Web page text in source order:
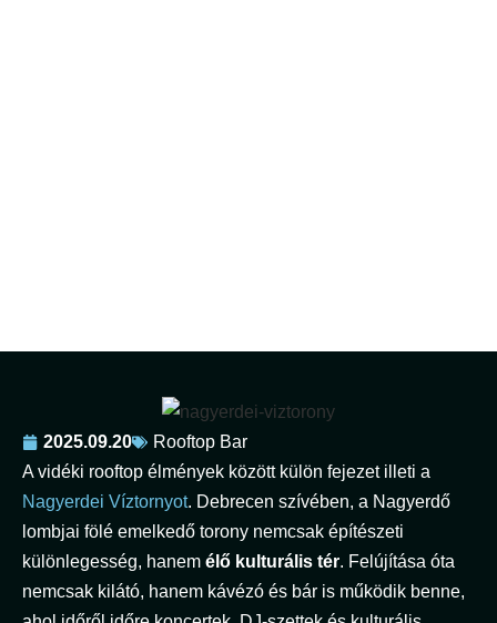
2025.09.20
Rooftop Bar
A vidéki rooftop élmények között külön fejezet illeti a
Nagyerdei Víztornyot. Debrecen szívében, a Nagyerdő
lombjai fölé emelkedő torony nemcsak építészeti
különlegesség, hanem élő kulturális tér. Felújítása óta
nemcsak kilátó, hanem kávézó és bár is működik benne,